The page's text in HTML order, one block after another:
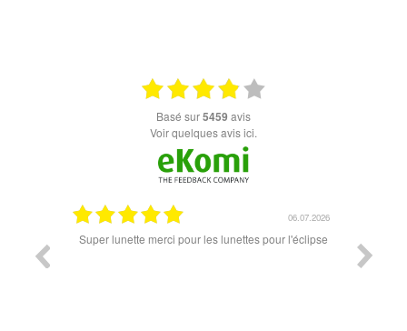
basé sur5459 avis
Voir quelques avis ici.
06.07.2026
Super lunette merci pour les lunettes pour l'éclipse